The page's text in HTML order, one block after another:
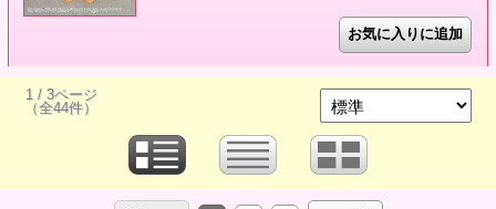
1 / 3ページ
（全44件）